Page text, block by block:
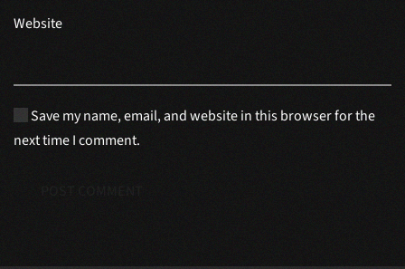
Website
Save my name, email, and website in this browser for the
next time I comment.